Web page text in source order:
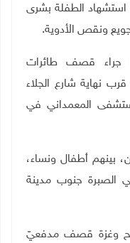
الطفلة بشرى
ونقص الأدوية.
جراء قصف طائرات
نهاية شارع الجلاء
المعمداني في
بينهم أطفال ونساء،
جنوب مدينة
وغزة قصف مدفعيّ